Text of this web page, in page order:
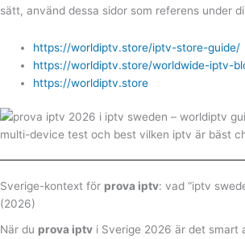
sätt, använd dessa sidor som referens under
https://worldiptv.store/iptv-store-guide/
https://worldiptv.store/worldwide-iptv-
https://worldiptv.store
Sverige-kontext för prova iptv: vad “iptv
(2026)
När du prova iptv i Sverige 2026 är det smart